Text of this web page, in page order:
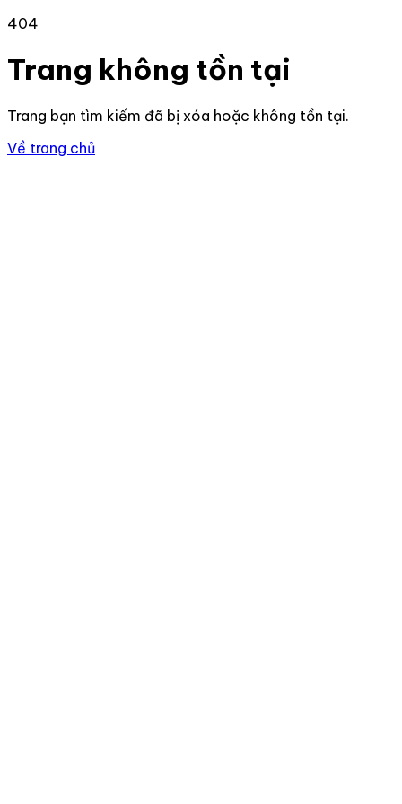
404
Trang không tồn tại
Trang bạn tìm kiếm đã bị xóa hoặc không tồn tại.
Về trang chủ